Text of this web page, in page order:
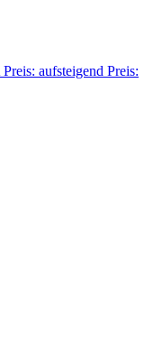
Preis: aufsteigend Preis: